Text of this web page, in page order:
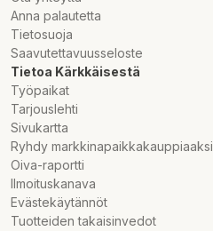
Anna palautetta
Tietosuoja
Saavutettavuusseloste
Tietoa Kärkkäisestä
Työpaikat
Tarjouslehti
Sivukartta
Ryhdy markkinapaikkakauppiaaksi
Oiva-raportti
Ilmoituskanava
Evästekäytännöt
Tuotteiden takaisinvedot